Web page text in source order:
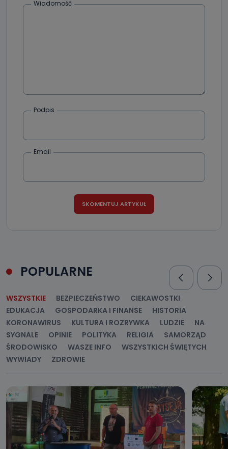
dane, które pochodzą bezpośrednio od Państwa (lub
e-mailowo pod adresem: poczta@tvproart.pl
Wiadomość
Podpis
Email
POPULARNE
WSZYSTKIE BEZPIECZEŃSTWO
CIEKAWOSTKI
EDUKACJA
GOSPODARKA I FINANSE
HISTORIA
KORONAWIRUS
KULTURA I ROZRYWKA LUDZIE
NA
SYGNALE
OPINIE POLITYKA RELIGIA
SAMORZĄD
ŚRODOWISKO
WASZE INFO
WSZYSTKICH ŚWIĘTYCH
WYWIADY
ZDROWIE